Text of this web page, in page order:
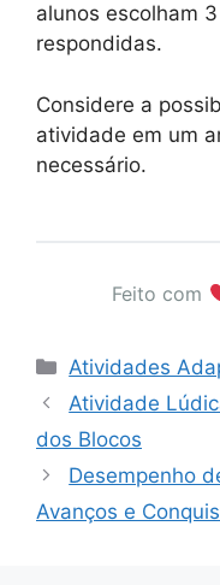
alunos escolham
respondidas.
Considere a
atividade em um
necessário.
Feito com
Categorias
Atividades
Atividade
dos Blocos
Desempenho
Avanços e